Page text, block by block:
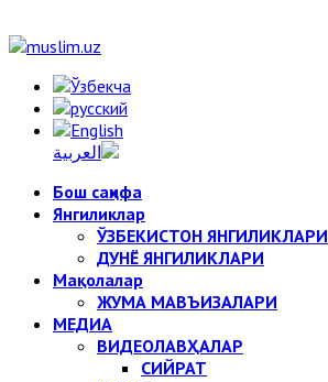
Бош саҳифа
Янгиликлар
ЎЗБЕКИСТОН ЯНГИЛИКЛАРИ
ДУНЁ ЯНГИЛИКЛАРИ
Мақолалар
ЖУМА МАВЪИЗАЛАРИ
МЕДИА
ВИДЕОЛАВҲАЛАР
СИЙРАТ